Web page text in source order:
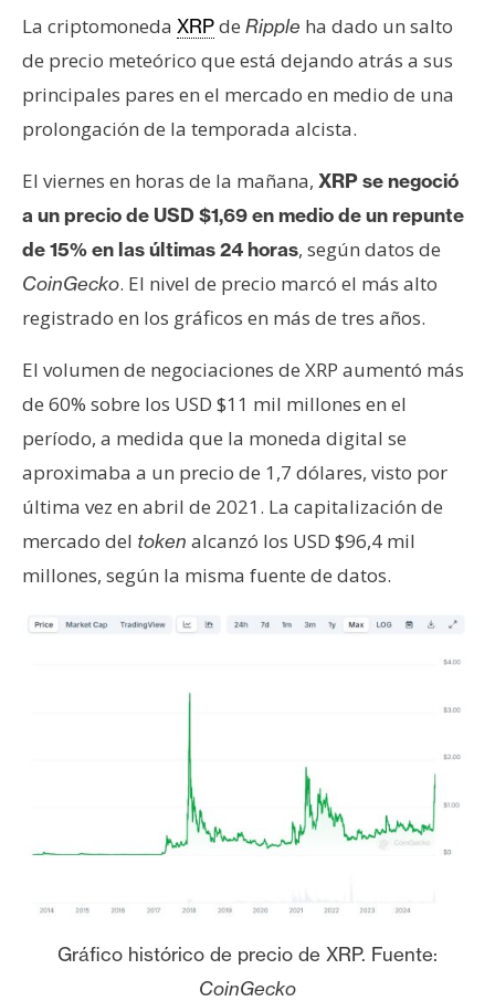
A
n
á
l
s
i
s
N
t
a
s
d
e
P
r
e
s
R
e
c
La criptomoneda XRPde Ripple ha dado un salto
de precio meteórico que está dejando atrás a sus
principales pares en el mercado en medio de una
prolongación de la temporada alcista.
El viernes en horas de la mañana, XRP se negoció
a un precio de USD $1,69 en medio de un repunte
de 15% en las últimas 24 horas, según datos de
CoinGecko. El nivel de precio marcó el más alto
registrado en los gráficos en más de tres años.
El volumen de negociaciones de XRP aumentó más
de 60% sobre los USD $11 mil millones en el
período, a medida que la moneda digital se
aproximaba a un precio de 1,7 dólares, visto por
última vez en abril de 2021. La capitalización de
mercado del token alcanzó los USD $96,4 mil
millones, según la misma fuente de datos.
Gráfico histórico de precio de XRP. Fuente:
CoinGecko